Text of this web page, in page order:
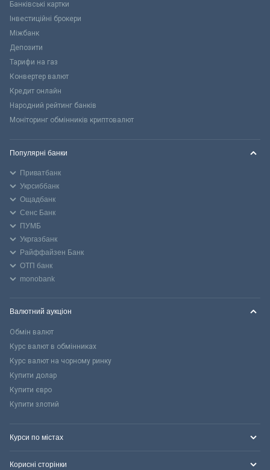
Банківські картки
Інвестиційні брокери
Міжбанк
Депозити
Тарифи на газ
Конвертер валют
Кредит онлайн
Народний рейтинг банків
Моніторинг обмінників криптовалют
Популярні банки
Приватбанк
Укрсиббанк
Ощадбанк
Сенс Банк
ПУМБ
Укргазбанк
Райффайзен Банк
ОТП банк
monobank
Валютний аукціон
Обмін валют
Курс валют в обмінниках
Курс валют на чорному ринку
Купити долар
Купити євро
Купити злотий
Курси по містах
Корисні сторінки